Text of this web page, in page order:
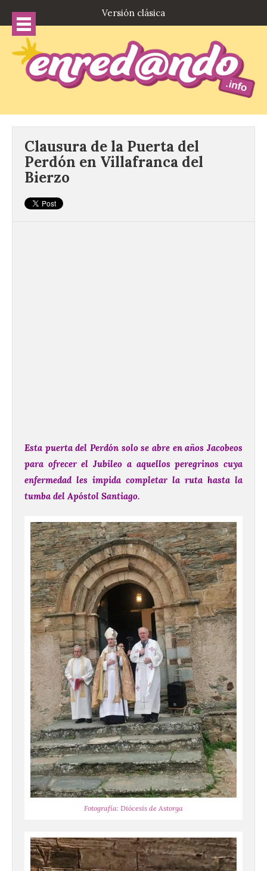
Versión clásica
Clausura de la Puerta del
Perdón en Villafranca del
Bierzo
Esta puerta del Perdón solo se abre en años Jacobeos
para ofrecer el Jubileo a aquellos peregrinos cuya
enfermedad les impida completar la ruta hasta la
tumba del Apóstol Santiago.
Fotografía: Diócesis de Astorga